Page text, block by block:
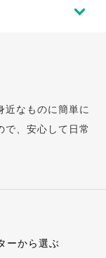
近なものに簡単に
で、安心して日常
ーから選ぶ